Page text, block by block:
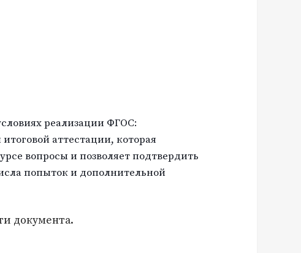
реализации ФГОС:
аттестации, которая
вопросы и позволяет подтвердить
попыток и дополнительной
документа.